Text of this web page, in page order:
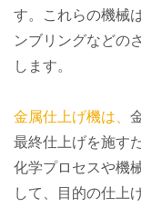
す。これらの機械
ンブリングなどの
します。
金属仕上げ機は、
最終仕上げを施す
化学プロセスや機
して、目的の仕上